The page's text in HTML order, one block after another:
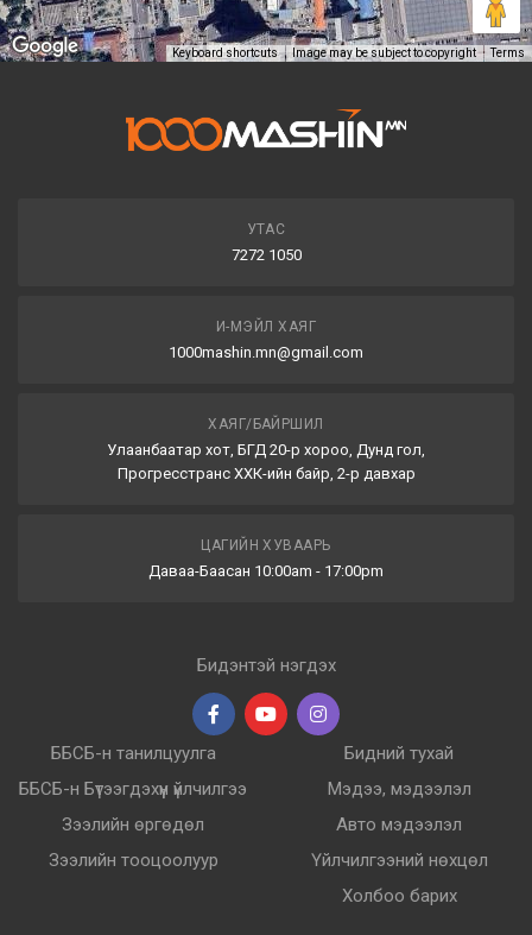
Keyboard shortcuts Image may be subject to copyright Terms
УТАС
7272 1050
И-МЭЙЛ ХАЯГ
1000mashin.mn@gmail.com
ХАЯГ/БАЙРШИЛ
Улаанбаатар хот, БГД 20-р хороо, Дунд гол,
Прогресстранс ХХК-ийн байр, 2-р давхар
ЦАГИЙН ХУВААРЬ
Даваа-Баасан 10:00am - 17:00pm
Бидэнтэй нэгдэх
ББСБ-н танилцуулга
ББСБ-н Бүтээгдэхүүн үйлчилгээ
Зээлийн өргөдөл
Зээлийн тооцоолуур
Бидний тухай
Мэдээ, мэдээлэл
Авто мэдээлэл
Үйлчилгээний нөхцөл
Холбоо барих